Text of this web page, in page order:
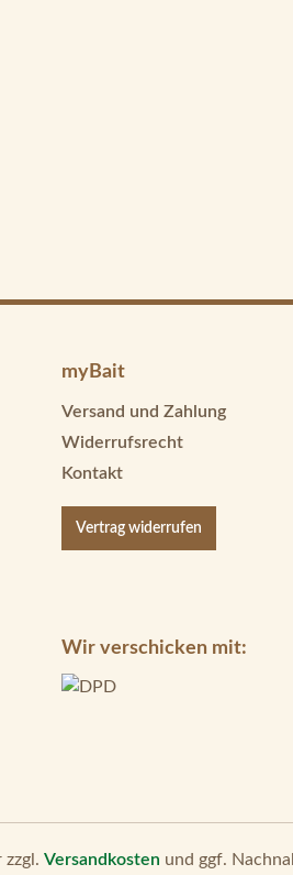
myBait
Versand und Zahlung
Widerrufsrecht
Kontakt
Vertrag widerrufen
Wir verschicken mit:
Versandkosten und ggf.